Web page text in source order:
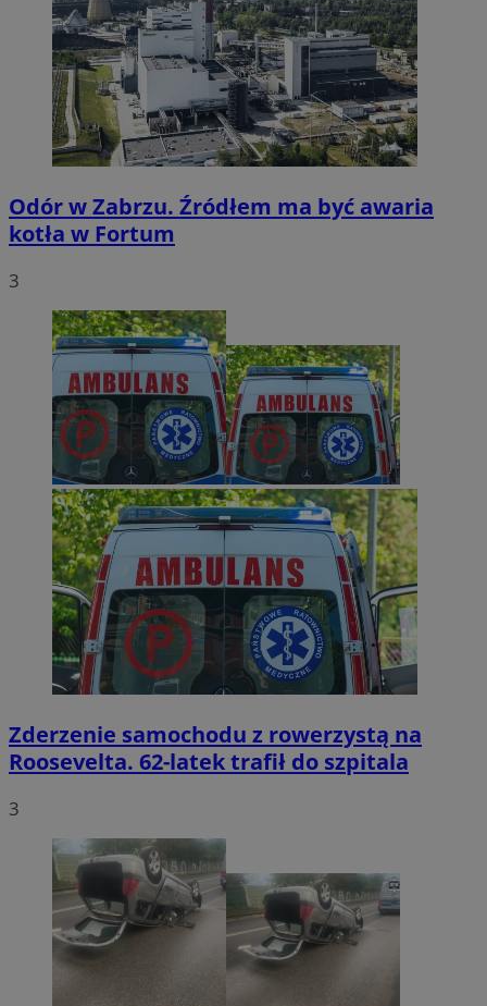
Odór w Zabrzu. Źródłem ma być awaria
kotła w Fortum
3
Zderzenie samochodu z rowerzystą na
Roosevelta. 62-latek trafił do szpitala
3